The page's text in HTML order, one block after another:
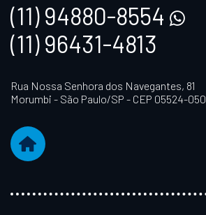
(11) 94880-8554
(11) 96431-4813
Rua Nossa Senhora dos Navegantes, 81
Morumbi - São Paulo/SP - CEP 05524-050